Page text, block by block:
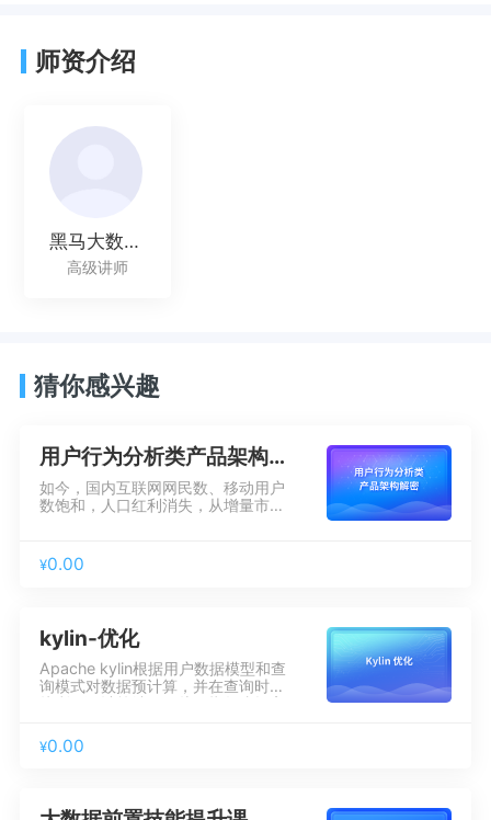
师资介绍
黑马大数据讲师
高级讲师
猜你感兴趣
用户行为分析类产品架构解密
如今，国内互联网网民数、移动用户
数饱和，人口红利消失，从增量市场
纷纷把目光由结果数据分析转移到过
程数据分析(用户行为数据)，本课旨
的思想，供大家参考。
¥0.00
kylin-优化
Apache kylin根据用户数据模型和查
询模式对数据预计算，并在查询时直
接利用预计算结果，从而指数倍提高
算时间不断延长，预计算数据急剧膨
胀导致存储压力成倍增加，最终反而
技巧
¥0.00